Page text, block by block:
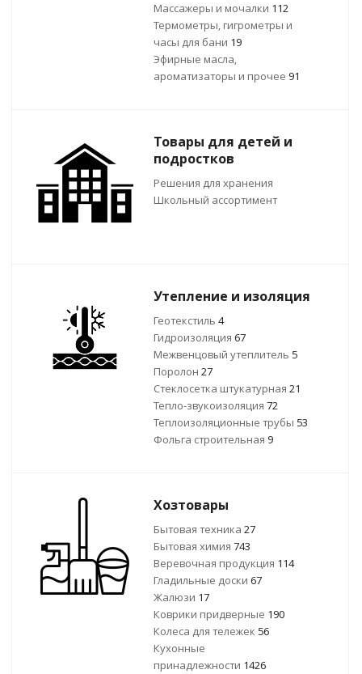
Массажеры и мочалки 112
Термометры, гигрометры и
часы для бани 19
Эфирные масла,
ароматизаторы и прочее 91
Товары для детей и
подростков
Решения для хранения
Школьный ассортимент
Утепление и изоляция
Геотекстиль 4
Гидроизоляция 67
Межвенцовый утеплитель 5
Поролон 27
Стеклосетка штукатурная 21
Тепло-звукоизоляция 72
Теплоизоляционные трубы 53
Фольга строительная 9
Хозтовары
Бытовая техника 27
Бытовая химия 743
Веревочная продукция 114
Гладильные доски 67
Жалюзи 17
Коврики придверные 190
Колеса для тележек 56
Кухонные
принадлежности 1426